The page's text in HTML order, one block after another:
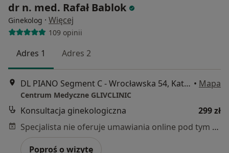
dr n. med. Rafał Bablok
Ginekolog · Więcej
109 opinii
Adres 1 Adres 2
DL PIANO Segment C - Wrocławska 54, Katowice • Mapa
Centrum Medyczne GLIVCLINIC
Konsultacja ginekologiczna
299 zł
Specjalista nie oferuje umawiania online pod tym adresem.
Poproś o wizytę